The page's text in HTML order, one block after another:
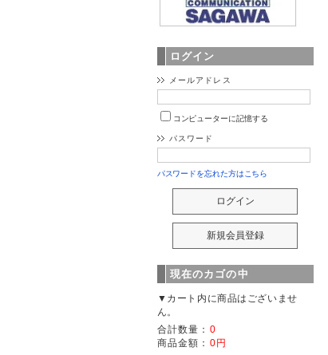
ログイン
メールアドレス
コンピューターに記憶する
パスワード
パスワードを忘れた方はこちら
現在のカゴの中
▼カート内に商品はございませ
ん。
合計数量： 0
商品金額： 0円